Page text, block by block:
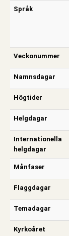
Språk
Veckonummer
Namnsdagar
Högtider
Helgdagar
Internationella
helgdagar
Månfaser
Flaggdagar
Temadagar
Kyrkoåret